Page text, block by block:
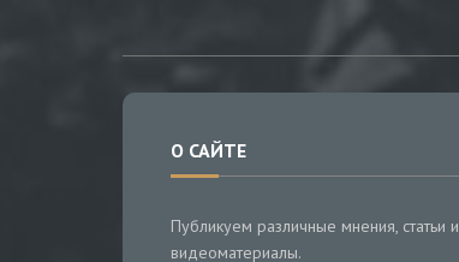
О САЙТЕ
Публикуем различные мнения, статьи и
видеоматериалы.